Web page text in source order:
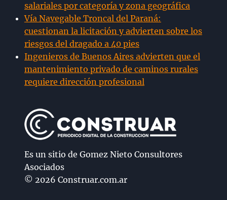
salariales por categoría y zona geográfica
Vía Navegable Troncal del Paraná:
cuestionan la licitación y advierten sobre los
riesgos del dragado a 40 pies
Ingenieros de Buenos Aires advierten que el
mantenimiento privado de caminos rurales
requiere dirección profesional
Es un sitio de Gomez Nieto Consultores
Asociados
© 2026 Construar.com.ar